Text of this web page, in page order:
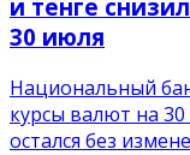
и тенге
30 июля
Национальный
курсы валют на
остался без